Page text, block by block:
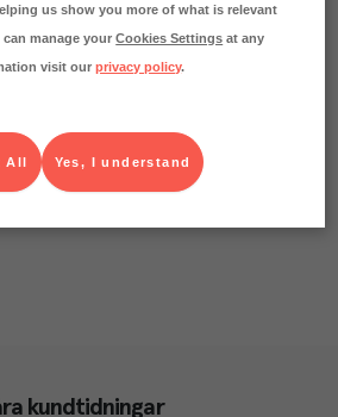
kundtidningar
us show you more of what is relevant
can manage yourCookies Settings at any
visit ourprivacy policy.
Yes, I understand
All